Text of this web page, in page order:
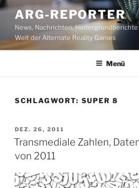
Zum
Inhalt
springen
ARG-REPORTER
News, Nachrichten,
Welt der Alternate Reality Games
Menü
SCHLAGWORT: SUPER 8
VERÖFFENTLICHT
AM
DEZ. 26, 2011
Transmediale Zahlen,
von 2011